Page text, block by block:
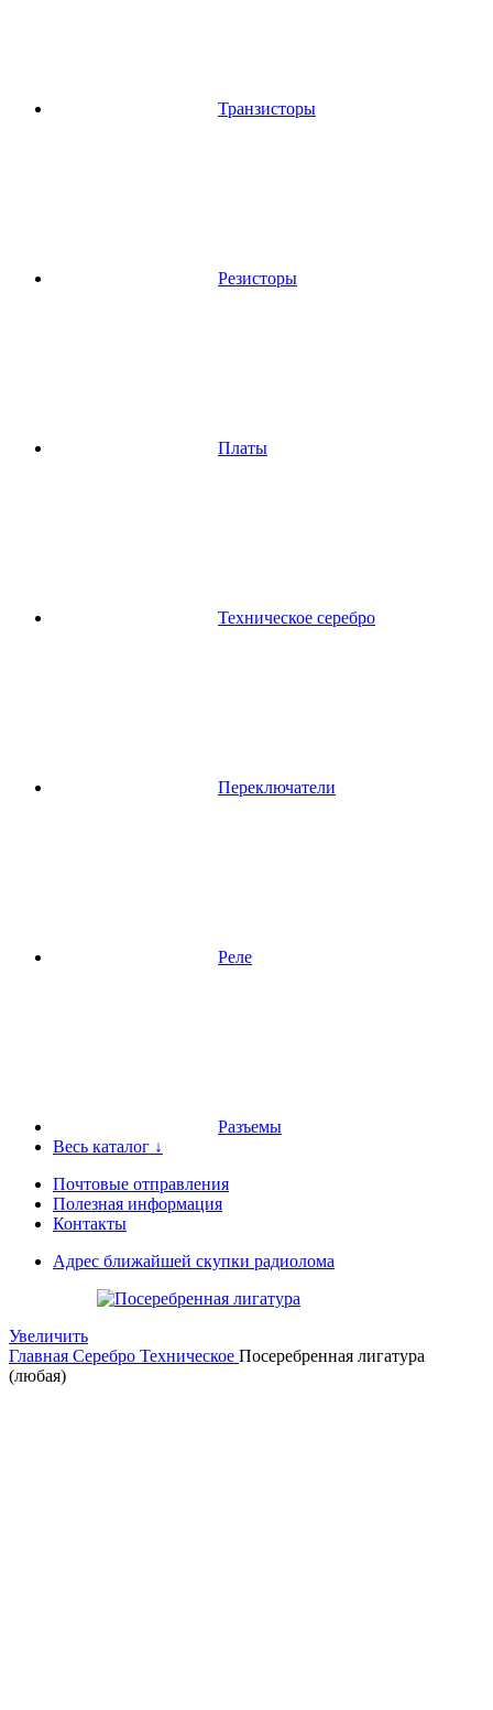
Транзисторы
Резисторы
Платы
Техническое серебро
Переключатели
Реле
Разъемы
Весь каталог ↓
Почтовые отправления
Полезная информация
Контакты
Адрес ближайшей скупки радиолома
Увеличить
Главная Серебро Техническое Посеребренная лигатура
(любая)